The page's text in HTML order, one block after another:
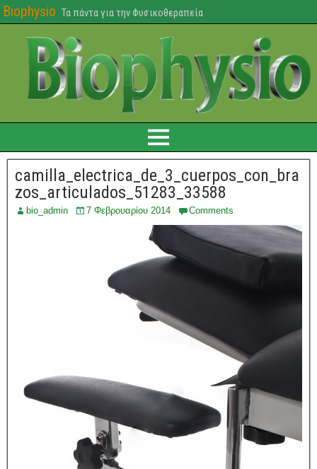
Biophysio Τα πάντα για την Φυσικοθεραπεία
camilla_electrica_de_3_cuerpos_con_bra
zos_articulados_51283_33588
bio_admin 7 Φεβρουαρίου 2014 Comments